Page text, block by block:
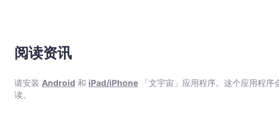
阅读资讯
请安装 Android 和 iPad/iPhone 「文宇宙」应用程序。这个应用程
读。